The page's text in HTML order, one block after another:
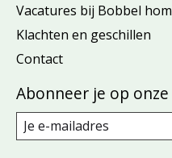
Vacatures bij Bobbel
Klachten en geschillen
Contact
Abonneer je op